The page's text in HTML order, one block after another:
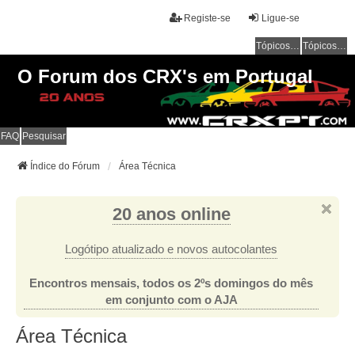
Ligue-se
Registe-se
Tópicos sem resposta Tópicos ativos
O Forum dos CRX's em Portugal
FAQ Pesquisar
Índice do Fórum Área Técnica
20 anos online
Logótipo atualizado e novos autocolantes
Encontros mensais, todos os 2ºs domingos do mês
em conjunto com o AJA
Área Técnica